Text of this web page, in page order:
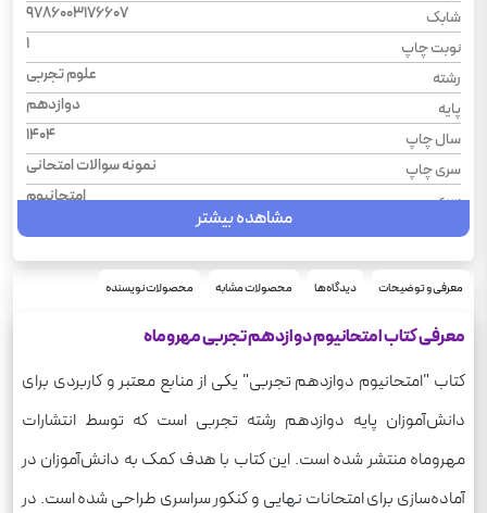
شابک
9786003176607
نوبت چاپ
1
رشته
علوم تجربی
پایه
دوازدهم
سال چاپ
1404
سری چاپ
نمونه سوالات امتحانی
سری
امتحانیوم
قطع
رحلی
تعداد صفحه
مشاهده بیشتر
معرفی و توضیحات دیدگاه‌ها محصولات مشابه محصولات نویسنده
معرفی کتاب امتحانیوم دوازدهم تجربی مهروماه
کتاب "امتحانیوم دوازدهم تجربی" یکی از منابع معتبر و کاربردی برای
دانش‌آموزان پایه دوازدهم رشته تجربی است که توسط انتشارات
مهروماه منتشر شده است. این کتاب با هدف کمک به دانش‌آموزان در
آماده‌سازی برای امتحانات نهایی و کنکور سراسری طراحی شده است. در